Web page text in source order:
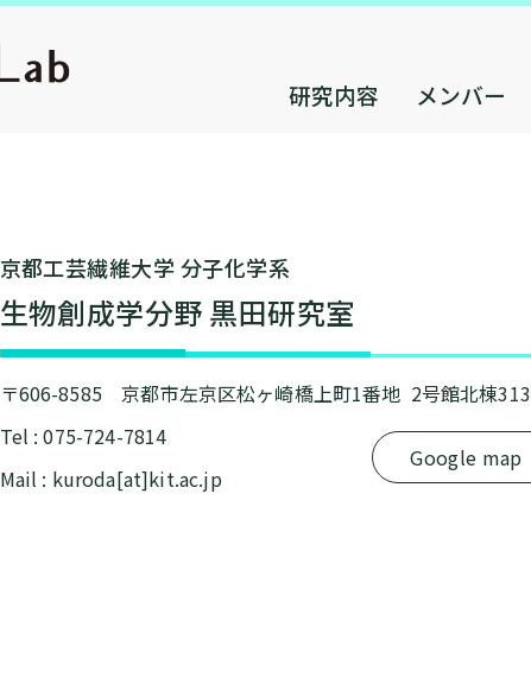
研究内容 メンバー
京都⼯芸繊維⼤学 分⼦化学系
⽣物創成学分野 黒⽥研究室
〒606-8585 京都市左京区松ヶ崎橋上町1番地 2号館北棟313
Tel : 075-724-7814
Mail : kuroda[at]kit.ac.jp
Google map